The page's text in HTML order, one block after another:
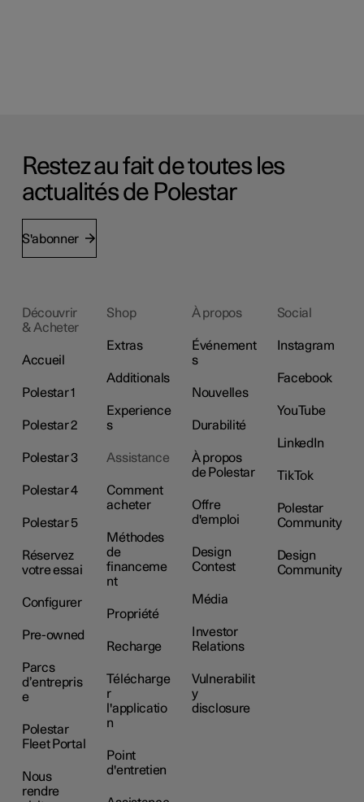
Restez au fait de toutes les
actualités de Polestar
S'abonner
Découvrir
& Acheter
Accueil
Polestar 1
Polestar 2
Polestar 3
Polestar 4
Polestar 5
Réservez
votre essai
Configurer
Pre-owned
Parcs
d’entrepris
e
Polestar
Fleet Portal
Nous
rendre
Shop
Extras
Additionals
Experience
s
Assistance
Comment
acheter
Méthodes
de
financeme
nt
Propriété
Recharge
Télécharge
r
l'applicatio
n
Point
d'entretien
À propos
Événement
s
Nouvelles
Durabilité
À propos
de Polestar
Offre
d'emploi
Design
Contest
Média
Investor
Relations
Vulnerabilit
y
disclosure
Social
Instagram
Facebook
YouTube
LinkedIn
TikTok
Polestar
Community
Design
Community